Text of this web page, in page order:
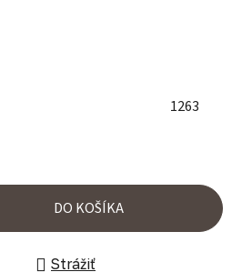
1263
DO KOŠÍKA
Strážiť